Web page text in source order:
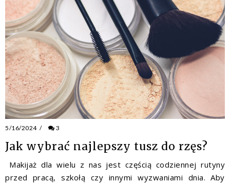
5/16/2024 / 3
Jak wybrać najlepszy tusz do rzęs?
Makijaż dla wielu z nas jest częścią codziennej rutyny
przed pracą, szkołą czy innymi wyzwaniami dnia. Aby